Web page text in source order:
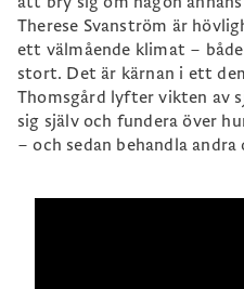
Therese Svanström är
ett välmående klimat –
stort. Det är kärnan i ett
Thomsgård lyfter vikten av
sig själv och fundera över
– och sedan behandla